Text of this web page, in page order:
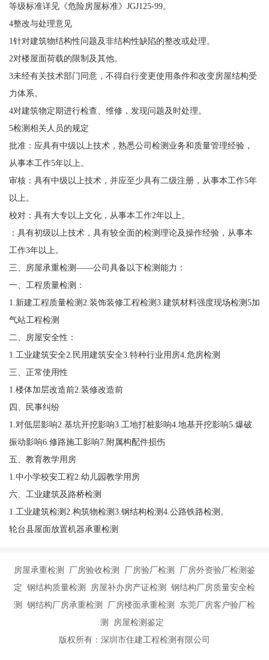
等级标准详见《危险房屋标准》JGJ125-99。
4整改与处理意见
1针对建筑物结构性问题及非结构性缺陷的整改或处理。
2对楼屋面荷载的限制及其他。
3未经有关技术部门同意，不得自行变更使用条件和改变房屋结构受
力体系。
4对建筑物定期进行检查、维修，发现问题及时处理。
5检测相关人员的规定
批准：应具有中级以上技术，熟悉公司检测业务和质量管理经验，
从事本工作5年以上。
审核：具有中级以上技术，并应至少具有二级注册，从事本工作5年
以上。
校对：具有大专以上文化，从事本工作2年以上。
：具有初级以上技术，具有较全面的检测理论及操作经验，从事本
工作3年以上。
三、房屋承重检测——公司具备以下检测能力：
一、工程质量检测：
1.新建工程质量检测2.装饰装修工程检测3.建筑材料强度现场检测5加
气站工程检测
二、房屋安全性：
1.工业建筑安全2.民用建筑安全3.特种行业用房4.危房检测
三、正常使用性
1.楼体加层改造前2.装修改造前
四、民事纠纷
1.对低层影响2.基坑开挖影响3.工地打桩影响4.地基开挖影响5.爆破
振动影响6.修路施工影响7.附属构配件损伤
五、教育教学用房
1.中小学校安工程2.幼儿园教学用房
六、工业建筑及路桥检测
1.工业建筑检测2.构筑物检测3.钢结构检测4.公路铁路检测。
轮台县屋面放置机器承重检测
房屋承重检测 厂房验收检测 厂房验厂检测 厂房外资验厂检测鉴
定 钢结构质量检测 房屋补办房产证检测 钢结构厂房质量安全检
测 钢结构厂房承重检测 厂房楼面承重检测 东莞厂房客户验厂检
测 房屋检测鉴定
版权所有：深圳市住建工程检测有限公司